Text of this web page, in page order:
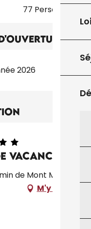
77 Personne(s)
2026
Vacances
de Mont Marsis,
M'y rendre